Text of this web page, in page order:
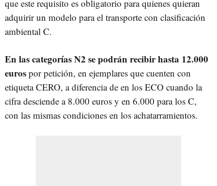
que este requisito es obligatorio para quienes quieran
adquirir un modelo para el transporte con clasificación
ambiental C.
En las categorías N2 se podrán recibir hasta 12.000
euros por petición, en ejemplares que cuenten con
etiqueta CERO, a diferencia de en los ECO cuando la
cifra desciende a 8.000 euros y en 6.000 para los C,
con las mismas condiciones en los achatarramientos.